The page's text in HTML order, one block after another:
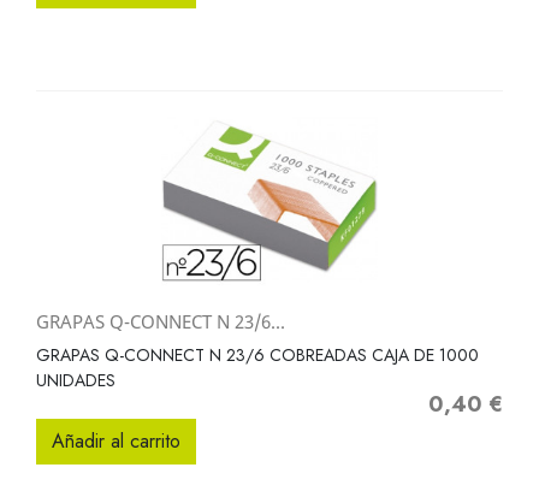
GRAPAS Q-CONNECT N 23/6...
GRAPAS Q-CONNECT N 23/6 COBREADAS CAJA DE 1000
UNIDADES
Precio
0,40 €
Añadir al carrito